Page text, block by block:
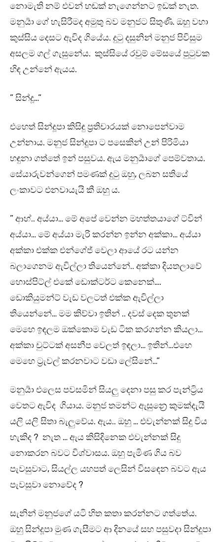
නොමැති නම් එවන් හඬක් නැගෙන්නට ඉඩක් නැත.
මනුර්‍යා ගේ හැසිරීමද අමුතු බව මනුජට සිතුණි. ඔහු වහා
කුස්සිය දෙසට ඇවිද ගියේය. දුටු දසුනින් මනුජ පිවිසුම
අසලම ගල් ගැසුනේය. කුස්සියේ රවුම් මේසයේ පුටුවක
හිඳ උන්නේ ඇයය.
” සින්දූ…”
එහෙත් සින්දූපා කිසිඳු ප්‍රතිචාරයක් නොපෙන්වාම
උන්නාය. මනුජ සින්දූපා ට පසෙකින් උන් පිරිමියා
හඳුනා ගත්තේ ඉන් පසුවය. ඇය මනුර්‍යාගේ පෙම්වතාය.
සේයාරුවන්ගෙන් පමණක් දුටු ඔහු, ලබන සතියේ
ලංකාවට එනවායැයි කී ඔහු ය.
” ආහ්.. අය්යා… මේ අපේ වෙන්න මහත්තයාගේ ට්වින්
අය්යා… මේ අය්යා මැරි කරන්න ඉන්න අක්කා… අය්යා
අක්කා එක්ක එන්ගේජ් වෙලා ආයේ රට යන්න
බලාගෙනම ඇවිල්ලා තියෙන්නේ.. අක්කා දියතලාවේ
හොස්පිට්ල් එකේ ඩොක්ටර්ට කෙනෙක්….
ඩොකියුමන්ට් වැඩ වලටත් එක්ක ඇවිල්ලා
තියෙන්නේ… මම කිව්වා ඉතින් .. දවස් දෙක තුනක්
මෙහෙ ඉඳලම ඔක්කොම වැඩ ටික කරගන්න කියලා…
අක්කා චුට්ටක් අසනීප වෙලත් ඉඳලා… ඉතින්…එහෙ
මෙහෙ ට්‍රැවල් කරනවාට වඩා ලේසිනේ…”
මනුර්‍යා එලෙස පවසමින් සියලු දෙනා පසු කර පැන්ට්‍රිය
වෙතට ඇවිද ගියාය. මනුජ තමන්ට ඇසුන්‍රෙ කුමක්දැයි
යලි යලි සිතා බැලුවේය. ඇය.. ඔහු … එවැන්නක් සිදු විය
හැකිද ? නැත … ඇය කිසිදිනෙක එවැන්නක් සිදු
නොකරන බවට විශ්වාසය. ඔහු පැමිණ ගිය බව
පැවසුවාට, සියල්ල යහපත් ලෙසින් විසඳෙන බවට ඇය
පැවසුවා නොවේද ?
සැනින් මනුජගේ යටි හිත කතා කරන්නට ගත්තේය.
ඔහු සින්දූපා මුණ ගැසීමට ආ දිනයේ සහ පසුවදා සින්දූපා